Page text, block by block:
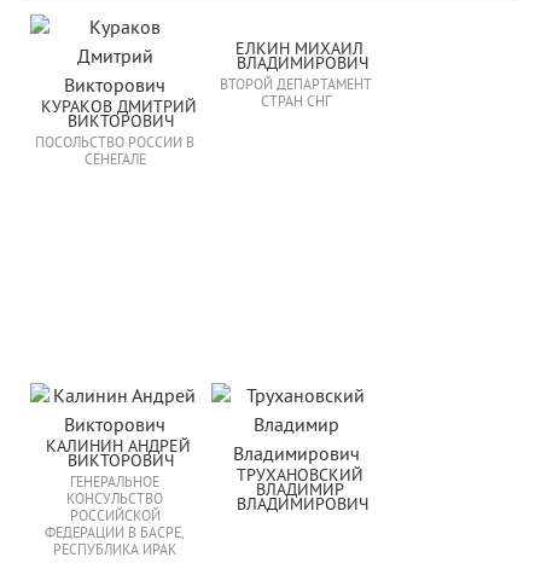
КУРАКОВ ДМИТРИЙ
ВИКТОРОВИЧ
ПОСОЛЬСТВО РОССИИ В
СЕНЕГАЛЕ
ЕЛКИН МИХАИЛ
ВЛАДИМИРОВИЧ
ВТОРОЙ ДЕПАРТАМЕНТ
СТРАН СНГ
КАЛИНИН АНДРЕЙ
ВИКТОРОВИЧ
ГЕНЕРАЛЬНОЕ
КОНСУЛЬСТВО
РОССИЙСКОЙ
ФЕДЕРАЦИИ В БАСРЕ,
РЕСПУБЛИКА ИРАК
ТРУХАНОВСКИЙ
ВЛАДИМИР
ВЛАДИМИРОВИЧ